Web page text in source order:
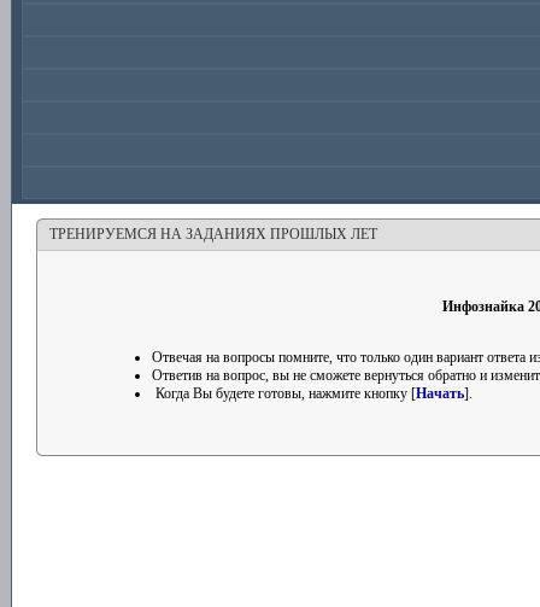
ТРЕНИРУЕМСЯ НА ЗАДАНИЯХ ПРОШЛЫХ ЛЕТ
Инфознайка
Отвечая на вопросы помните, что только один вариант ответа
Ответив на вопрос, вы не сможете вернуться обратно и
Когда Вы будете готовы, нажмите кнопку [Начать].